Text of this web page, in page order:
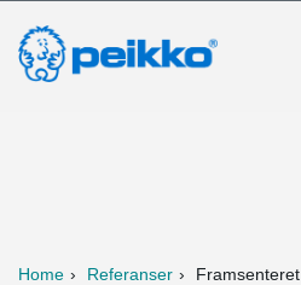
Home Referanser Framsenteret